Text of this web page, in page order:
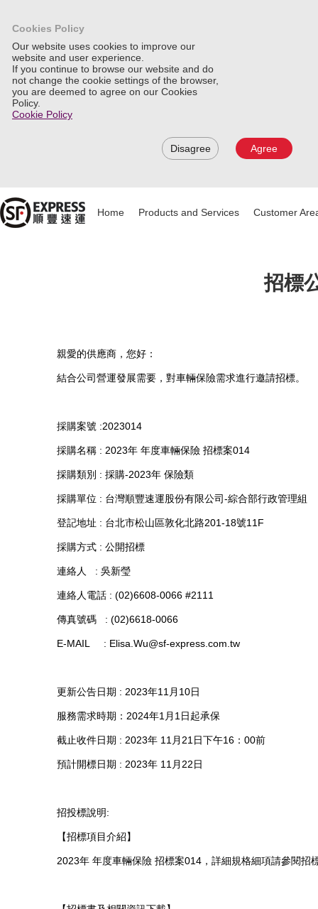
Cookies Policy
Our website uses cookies to improve our
website and user experience.
If you continue to browse our website and do
not change the cookie settings of the browser,
you are deemed to agree on our Cookies
Policy.
Cookie Policy
Disagree Agree
Home Products and Services Customer
招標
親愛的供應商，您好：
結合公司營運發展需要，對車輛保險需求進行邀請招標。
採購案號 :2023014
採購名稱 : 2023年 年度車輛保險 招標案014
採購類別 : 採購-2023年 保險類
採購單位 : 台灣順豐速運股份有限公司-綜合部行政管理組
登記地址 : 台北市松山區敦化北路201-18號11F
採購方式 : 公開招標
連絡人 : 吳新瑩
連絡人電話 : (02)6608-0066 #2111
傳真號碼 : (02)6618-0066
E-MAIL : Elisa.Wu@sf-express.com.tw
更新公告日期 : 2023年11月10日
服務需求時期：2024年1月1日起承保
截止收件日期 : 2023年 11月21日下午16：00前
預計開標日期 : 2023年 11月22日
招投標說明:
【招標項目介紹】
2023年 年度車輛保險 招標案014，詳細規格細項請參閱招